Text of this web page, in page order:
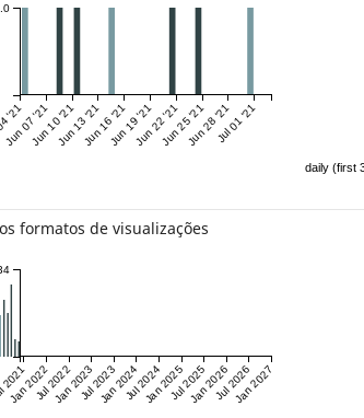
'21
Jun 07 '21Jun 10 '21Jun 13 '21Jun 16 '21Jun 19 '21Jun 22 '21Jun 25 '21Jun 28 '21Jul 01 '21
daily (first
formatos de visualizações
Jan 2022Jul 2022Jan 2023Jul 2023Jan 2024Jul 2024Jan 2025Jul 2025Jan 2026Jul 2026Jan 2027